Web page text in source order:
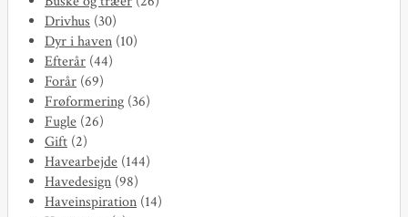
Drivhus (30)
Dyr i haven (10)
Efterår (44)
Forår (69)
Frøformering (36)
Fugle (26)
Gift (2)
Havearbejde (144)
Havedesign (98)
Haveinspiration (14)